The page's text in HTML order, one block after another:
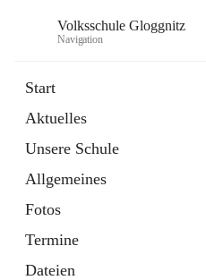
Volksschule Gloggnitz
Navigation
Start
Aktuelles
Unsere Schule
Allgemeines
Fotos
Termine
Dateien
Seite
in
Tab
Elternverein
öffnet
in
neuem
Tab